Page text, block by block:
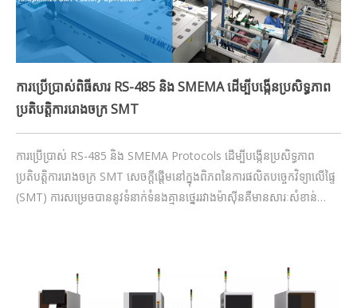
ការប្រើប្រាស់ពិធីសារ RS-485 និង SMEMA ដើម្បីបង្កើនប្រសិទ្ធភាព
ប្រតិបត្តិការរោងចក្រ SMT
ការប្រើប្រាស់ RS-485 និង SMEMA Protocols ដើម្បីបង្កើនប្រសិទ្ធភាព
ប្រតិបត្តិការរោងចក្រ SMT សេចក្តីផ្តើមនៅក្នុងពិភពនៃការផលិតបច្ចេកវិទ្យាលើផ្ទៃ
(SMT) ការសម្រេចបាននូវទំនាក់ទំនងគ្មានថ្នេររវាងម៉ាស៊ីនគឺមានសារៈសំខាន់